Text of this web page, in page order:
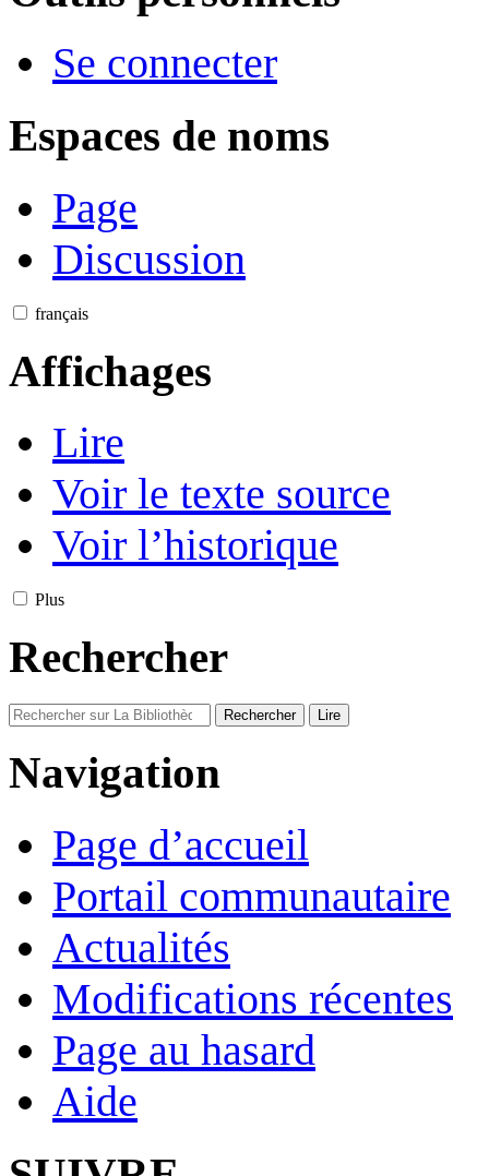
Se connecter
Espaces de noms
Page
Discussion
français
Affichages
Lire
Voir le texte source
Voir l’historique
Plus
Rechercher
Navigation
Page d’accueil
Portail communautaire
Actualités
Modifications récentes
Page au hasard
Aide